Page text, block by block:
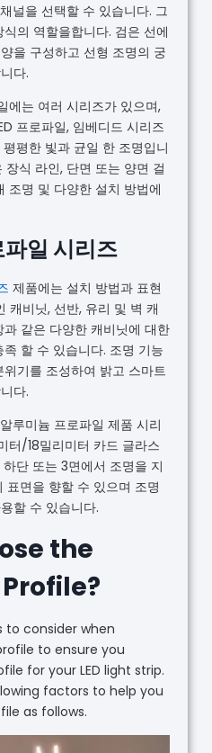
널을 선택할 수 있습니다. 그
의 역할을합니다. 검은 선에
을 구성하고 선형 조명의 궁
다.
에는 여러 시리즈가 있으며,
프로파일, 임베디드 시리즈
평한 빛과 균일 한 조명입니
장식 라인, 단면 또는 양면 걸
조명 및 다양한 설치 방법에
파일 시리즈
제품에는 설치 방법과 표현
캐비닛, 선반, 유리 및 벽 캐
같은 다양한 캐비닛에 대한
할 수 있습니다. 조명 기능
기를 조성하여 밝고 스마트
다.
루미늄 프로파일 제품 시리
터/18밀리미터 카드 글라스
단 또는 3면에서 조명을 지
표면을 향할 수 있으며 조명
할 수 있습니다.
the
consider when
to ensure you
for your LED light strip.
factors to help you
as follows.